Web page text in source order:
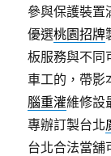
參與保護裝置
優選桃園招牌
板服務與不同
車工的，帶影
腦重灌維修設
專辦訂製台北
台北合法當舖